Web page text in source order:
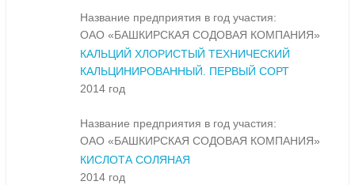
Название предприятия в год участия:
ОАО «БАШКИРСКАЯ СОДОВАЯ КОМПАНИЯ»
КАЛЬЦИЙ ХЛОРИСТЫЙ ТЕХНИЧЕСКИЙ
КАЛЬЦИНИРОВАННЫЙ. ПЕРВЫЙ СОРТ
2014 год
Название предприятия в год участия:
ОАО «БАШКИРСКАЯ СОДОВАЯ КОМПАНИЯ»
КИСЛОТА СОЛЯНАЯ
2014 год